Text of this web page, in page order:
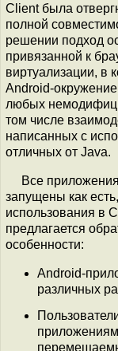
Client была
полной
решении подход
привязанной к
виртуализации, в
Android-
любых
том числе
написанных с
отличных от Java.
Все
запущены как
использования в
предлагается
особенности:
Android-
различных